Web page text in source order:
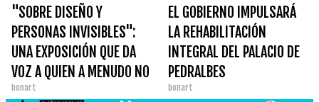
"SOBRE DISEÑO Y
PERSONAS INVISIBLES":
UNA EXPOSICIÓN QUE DA
VOZ A QUIEN A MENUDO NO
TIENE
bonart
EL GOBIERNO IMPULSARÁ
LA REHABILITACIÓN
INTEGRAL DEL PALACIO DE
PEDRALBES
bonart